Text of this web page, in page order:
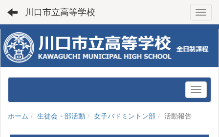
川口市立高等学校
ホーム 生徒会・部活動 女子バドミントン部 活動報告